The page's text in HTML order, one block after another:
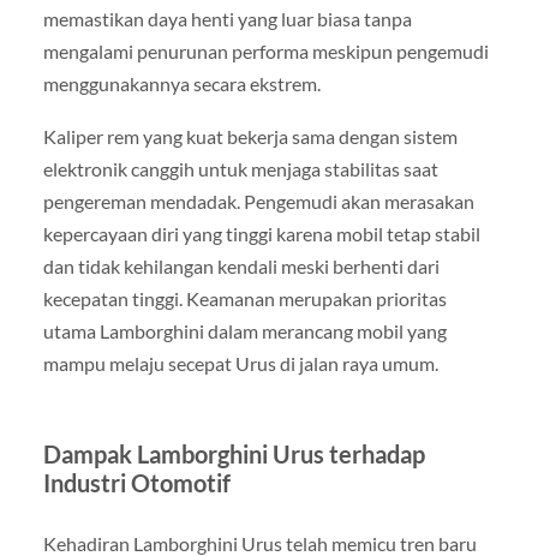
memastikan daya henti yang luar biasa tanpa
mengalami penurunan performa meskipun pengemudi
menggunakannya secara ekstrem.
Kaliper rem yang kuat bekerja sama dengan sistem
elektronik canggih untuk menjaga stabilitas saat
pengereman mendadak. Pengemudi akan merasakan
kepercayaan diri yang tinggi karena mobil tetap stabil
dan tidak kehilangan kendali meski berhenti dari
kecepatan tinggi. Keamanan merupakan prioritas
utama Lamborghini dalam merancang mobil yang
mampu melaju secepat Urus di jalan raya umum.
Dampak Lamborghini Urus terhadap
Industri Otomotif
Kehadiran Lamborghini Urus telah memicu tren baru